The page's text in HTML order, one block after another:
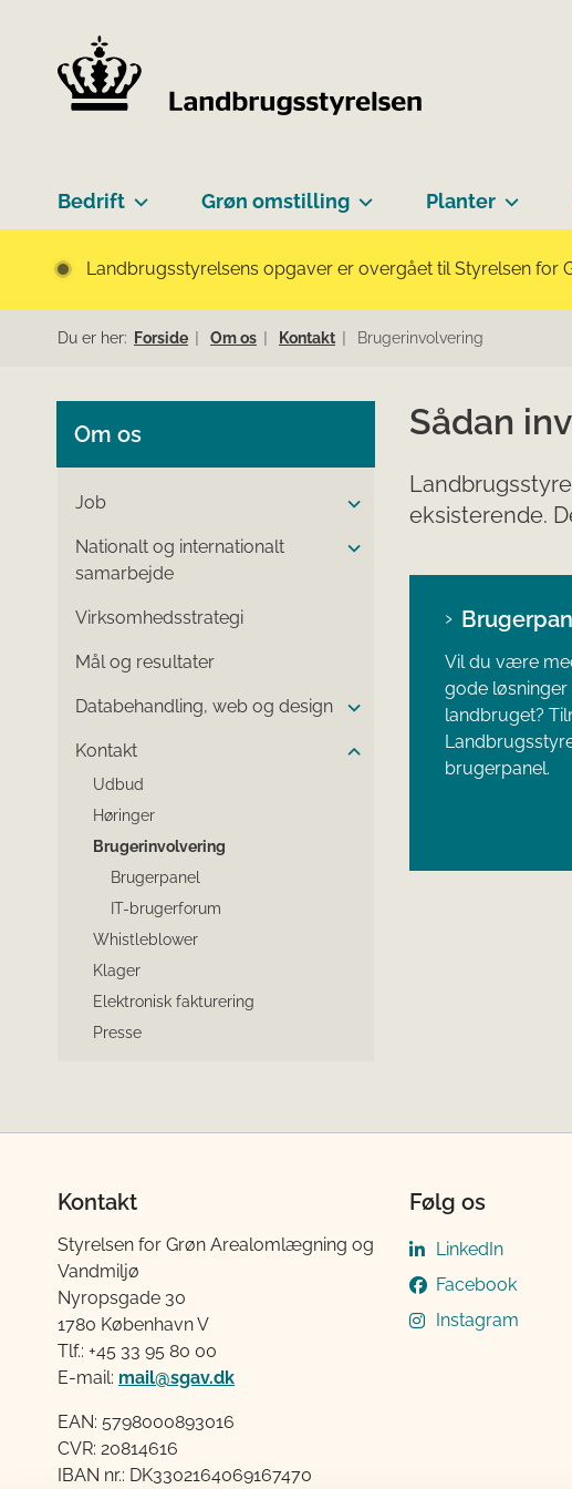
Bedrift Grøn omstilling Planter
Landbrugsstyrelsens opgaver er overgået til Styrelsen for
Du er her: Forside Om os Kontakt Brugerinvolvering
Om os
Job
Nationalt og internationalt
samarbejde
Virksomhedsstrategi
Mål og resultater
Databehandling, web og design
Kontakt
Udbud
Høringer
Brugerinvolvering
Brugerpanel
IT-brugerforum
Whistleblower
Klager
Elektronisk fakturering
Presse
Sådan
eksisterende.
Vil du være
gode løsninger
landbruget?
brugerpanel.
Kontakt
Styrelsen for Grøn Arealomlægning og
Vandmiljø
Nyropsgade 30
1780 København V
Tlf.: +45 33 95 80 00
E-mail: mail@sgav.dk
EAN: 5798000893016
CVR: 20814616
IBAN nr.: DK3302164069167470
Følg os
LinkedIn
Facebook
Instagram